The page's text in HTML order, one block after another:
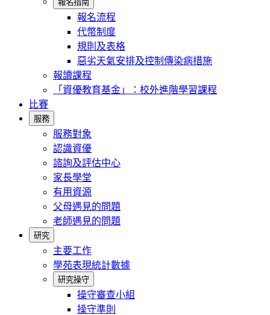
報名指南
報名流程
代幣制度
規則及表格
惡劣天氣安排及控制傳染病措施
報讀課程
「資優教育基金」：校外進階學習課程
比賽
服務
服務對象
認識資優
諮詢及評估中心
家長學堂
有用資源
父母遇見的問題
老師遇見的問題
研究
主要工作
學苑表現統計數據
研究操守
操守審查小組
操守準則